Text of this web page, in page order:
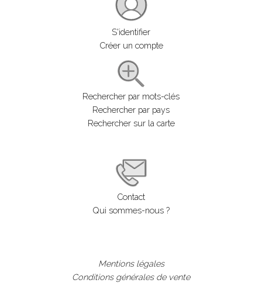
S'identifier
Créer un compte
Rechercher par mots-clés
Rechercher par pays
Rechercher sur la carte
Contact
Qui sommes-nous ?
Mentions légales
Conditions générales de vente